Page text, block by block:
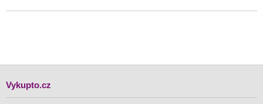
Vykupto.cz